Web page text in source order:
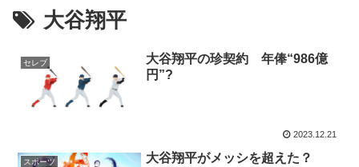
大谷翔平
セレブ
大谷翔平の珍契約 年俸“986億
円”?
2023.12.21
スポーツ 大谷翔平がメッシを超えた？